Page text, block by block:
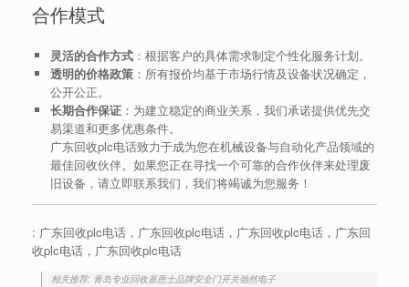
合作模式
灵活的合作方式：根据客户的具体需求制定个性化服务计划。
透明的价格政策：所有报价均基于市场行情及设备状况确定，
公开公正。
长期合作保证：为建立稳定的商业关系，我们承诺提供优先交
易渠道和更多优惠条件。
广东回收plc电话致力于成为您在机械设备与自动化产品领域的
最佳回收伙伴。如果您正在寻找一个可靠的合作伙伴来处理废
旧设备，请立即联系我们，我们将竭诚为您服务！
: 广东回收plc电话，广东回收plc电话，广东回收plc电话，广东回
收plc电话，广东回收plc电话
相关推荐: 青岛专业回收基恩士品牌安全门开关弛然电子